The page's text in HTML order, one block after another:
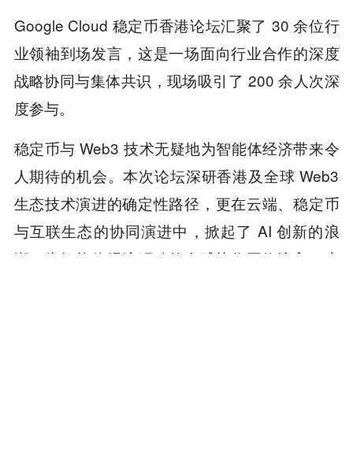
Google Cloud 稳定币香港论坛汇聚了 30 余位行
业领袖到场发言，这是一场面向行业合作的深度
战略协同与集体共识，现场吸引了 200 余人次深
度参与。
稳定币与 Web3 技术无疑地为智能体经济带来令
人期待的机会。本次论坛深研香港及全球 Web3
生态技术演进的确定性路径，更在云端、稳定币
与互联生态的协同演进中，掀起了 AI 创新的浪
潮，为智能体经济驱动的全球协作网络注入了变